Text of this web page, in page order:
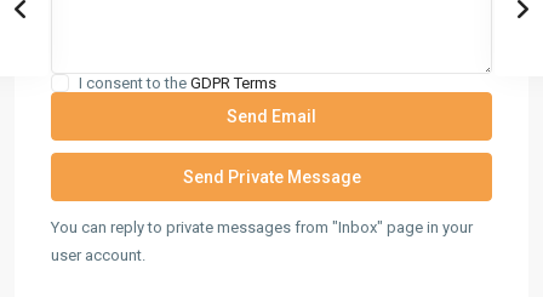
I consent to the GDPR Terms
You can reply to private messages from "Inbox" page in your
user account.